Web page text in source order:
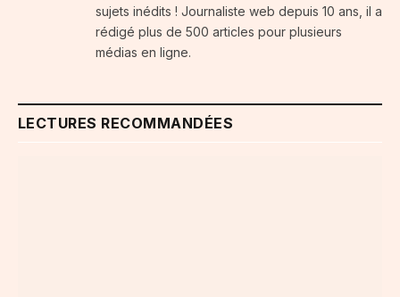
sujets inédits ! Journaliste web depuis 10 ans, il a
rédigé plus de 500 articles pour plusieurs
médias en ligne.
LECTURES RECOMMANDÉES